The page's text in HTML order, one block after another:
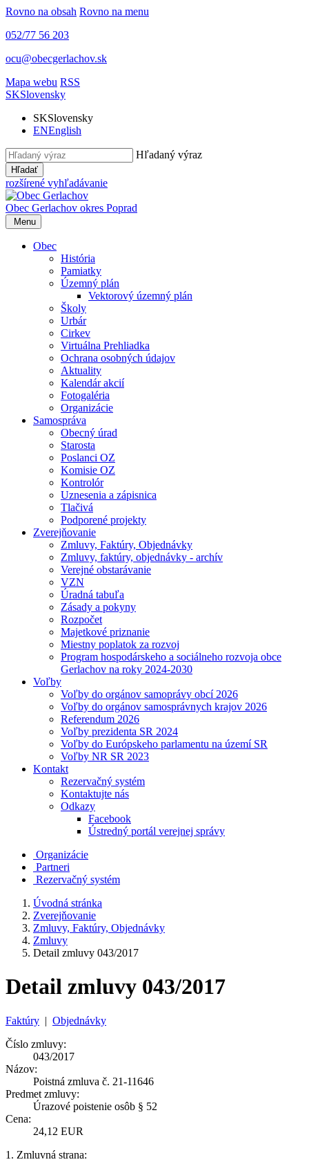
Rovno na obsah Rovno na menu
052/77 56 203
ocu@obecgerlachov.sk
Mapa webu RSS
SKSlovensky
SKSlovensky
ENEnglish
Hľadaný výraz
Hľadať
rozšírené vyhľadávanie
Obec Gerlachov okres Poprad
Menu
Obec
História
Pamiatky
Územný plán
Vektorový územný plán
Školy
Urbár
Cirkev
Virtuálna Prehliadka
Ochrana osobných údajov
Aktuality
Kalendár akcií
Fotogaléria
Organizácie
Samospráva
Obecný úrad
Starosta
Poslanci OZ
Komisie OZ
Kontrolór
Uznesenia a zápisnica
Tlačivá
Podporené projekty
Zverejňovanie
Zmluvy, Faktúry, Objednávky
Zmluvy, faktúry, objednávky - archív
Verejné obstarávanie
VZN
Úradná tabuľa
Zásady a pokyny
Rozpočet
Majetkové priznanie
Miestny poplatok za rozvoj
Program hospodárskeho a sociálneho rozvoja obce
Gerlachov na roky 2024-2030
Voľby
Voľby do orgánov samoprávy obcí 2026
Voľby do orgánov samosprávnych krajov 2026
Referendum 2026
Voľby prezidenta SR 2024
Voľby do Európskeho parlamentu na území SR
Voľby NR SR 2023
Kontakt
Rezervačný systém
Kontaktujte nás
Odkazy
Facebook
Ústredný portál verejnej správy
Organizácie
Partneri
Rezervačný systém
Úvodná stránka
Zverejňovanie
Zmluvy, Faktúry, Objednávky
Zmluvy
Detail zmluvy 043/2017
Detail zmluvy 043/2017
Faktúry | Objednávky
Číslo zmluvy:
043/2017
Názov:
Poistná zmluva č. 21-11646
Predmet zmluvy:
Úrazové poistenie osôb § 52
Cena:
24,12 EUR
1. Zmluvná strana: